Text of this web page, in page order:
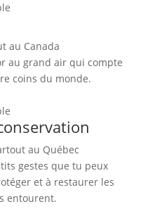
au Canada
au grand air qui compte
coins du monde.
au Québec
gestes que tu peux
et à restaurer les
entourent.